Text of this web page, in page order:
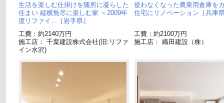
生活を楽しむ仕掛けを随所に凝らした
住まい 縦横無尽に楽しむ家 ＜2009年
度リファイ...［岩手県］
工費：約2140万円
施工店： 千葉建設株式会社(旧:リファ
イン水沢)
使わなくなった農業用倉庫を
住宅にリノベーション［兵庫
工費：約2100万円
施工店： 織田建設（株）